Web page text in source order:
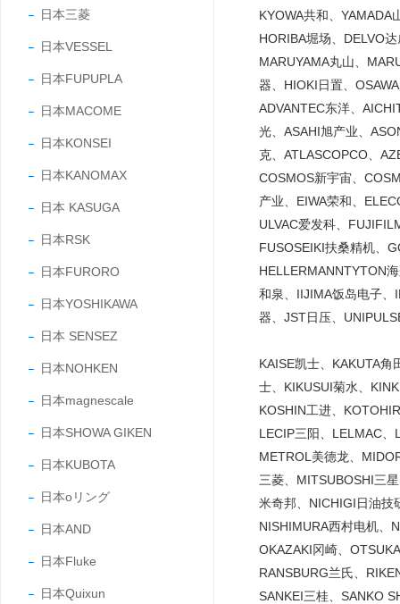
日本三菱
日本VESSEL
日本FUPUPLA
日本MACOME
日本KONSEI
日本KANOMAX
日本 KASUGA
日本RSK
日本FURORO
日本YOSHIKAWA
日本 SENSEZ
日本NOHKEN
日本magnescale
日本SHOWA GIKEN
日本KUBOTA
日本oリング
日本AND
日本Fluke
日本Quixun
KYOWA共和、YAMADA
HORIBA堀场、DELVO
MARUYAMA丸山、
器、HIOKI日置、
ADVANTEC东洋、
光、ASAHI旭产业、
克、ATLASCOPCO、
COSMOS新宇宙、
产业、EIWA荣和、
ULVAC爱发科、
FUSOSEIKI扶桑精机、
HELLERMANNTYTON
和泉、IIJIMA饭岛电子、
器、JST日压、
KAISE凯士、KAKUTA
士、KIKUSUI菊水、
KOSHIN工进、
LECIP三阳、LELMAC
METROL美德龙、
三菱、MITSUBOSHI三
米奇邦、NICHIGI日油技
NISHIMURA西村电机、
OKAZAKI冈崎、
RANSBURG兰氏、
SANKEI三桂、SANKO